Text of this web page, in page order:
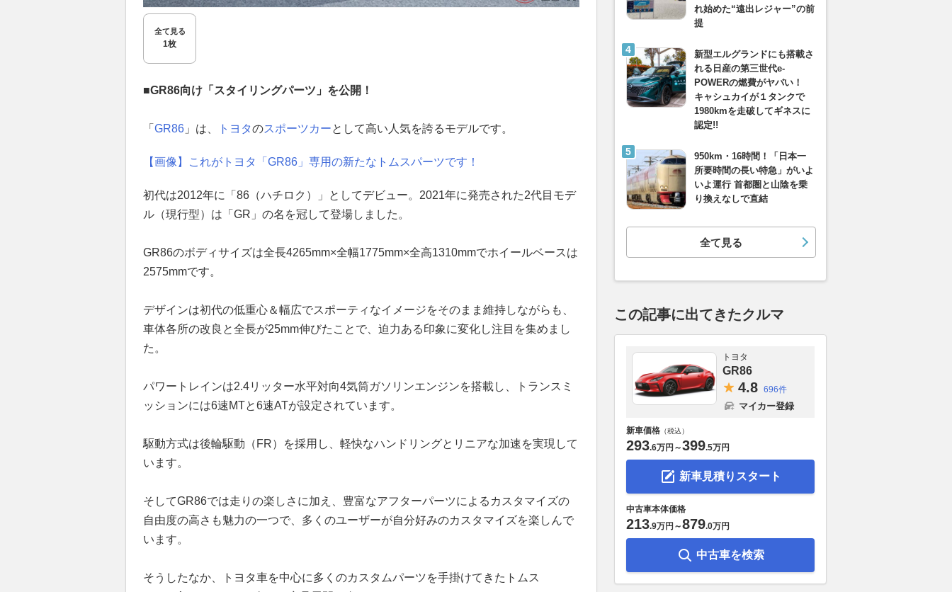
全て見る
1枚
■GR86向け「スタイリングパーツ」を公開！
「 GR86 」は、 トヨタのスポーツカーとして高い人気を誇るモデルです。
【画像】これがトヨタ「GR86」専用の新たなトムスパーツです！
初代は2012年に「86（ハチロク）」としてデビュー。2021年に発売された2代目モデ
ル（現行型）は「GR」の名を冠して登場しました。
GR86のボディサイズは全長4265mm×全幅1775mm×全高1310mmでホイールベースは
2575mmです。
デザインは初代の低重心＆幅広でスポーティなイメージをそのまま維持しながらも、
車体各所の改良と全長が25mm伸びたことで、迫力ある印象に変化し注目を集めまし
た。
パワートレインは2.4リッター水平対向4気筒ガソリンエンジンを搭載し、トランスミ
ッションには6速MTと6速ATが設定されています。
駆動方式は後輪駆動（FR）を採用し、軽快なハンドリングとリニアな加速を実現して
います。
そしてGR86では走りの楽しさに加え、豊富なアフターパーツによるカスタマイズの
自由度の高さも魅力の一つで、多くのユーザーが自分好みのカスタマイズを楽しんで
います。
そうしたなか、トヨタ車を中心に多くのカスタムパーツを手掛けてきたトムス
れ始めた“遠出レジャー”の前
提
新型エルグランドにも搭載さ
れる日産の第三世代e-
POWERの燃費がヤバい！
キャシュカイが１タンクで
1980kmを走破してギネスに
認定!!
950km・16時間！「日本一
所要時間の長い特急」がいよ
いよ運行 首都圏と山陰を乗
り換えなしで直結
全て見る
この記事に出てきたクルマ
トヨタ
GR86
4.8 696件
マイカー登録
新車価格 （税込）
293.6万円 ～399.5万円
新車見積りスタート
中古車本体価格
213.9万円 ～879.0万円
中古車を検索